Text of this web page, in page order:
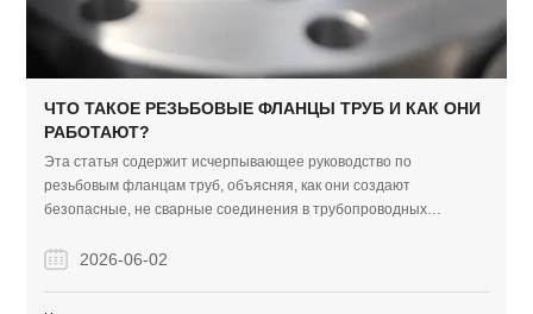
ЧТО ТАКОЕ РЕЗЬБОВЫЕ ФЛАНЦЫ ТРУБ И КАК ОНИ
РАБОТАЮТ?
Эта статья содержит исчерпывающее руководство по
резьбовым фланцам труб, объясняя, как они создают
безопасные, не сварные соединения в трубопроводных
пределы давления, правила установки и то, как выбирать между
2026-06-02